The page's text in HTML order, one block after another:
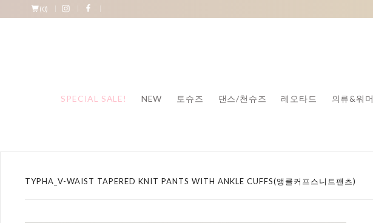
(0)
SPECIAL SALE! NEW 토슈즈 댄스/천슈즈 레오타드 의류&워머
TYPHA_V-WAIST TAPERED KNIT PANTS WITH ANKLE CUFFS(앵클커프스니트팬츠)